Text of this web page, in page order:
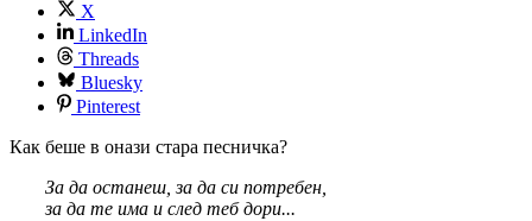
X
LinkedIn
Threads
Bluesky
Pinterest
Как беше в онази стара песничка?
За да останеш, за да си потребен,
за да те има и след теб дори...